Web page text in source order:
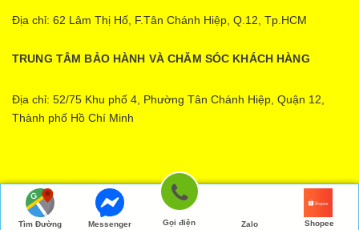
Tìm Đường Messenger Gọi điện Zalo Shopee
Địa chỉ: 62 Lâm Thị Hố, F.Tân Chánh Hiệp, Q.12, Tp.HCM
TRUNG TÂM BẢO HÀNH VÀ CHĂM SÓC KHÁCH HÀNG
Địa chỉ: 52/75 Khu phố 4, Phường Tân Chánh Hiệp, Quận 12,
Thành phố Hồ Chí Minh
Ecopower | Cung cấp bởi